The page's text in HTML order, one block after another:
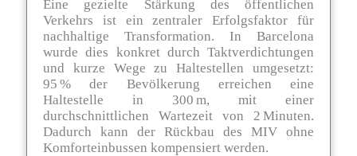
Eine gezielte Stärkung des öffentlichen
Verkehrs ist ein zentraler Erfolgsfaktor für
nachhaltige Transformation. In Barcelona
wurde dies konkret durch Taktverdichtungen
und kurze Wege zu Haltestellen umgesetzt:
95 % der Bevölkerung erreichen eine
Haltestelle in 300 m, mit einer
durchschnittlichen Wartezeit von 2 Minuten.
Dadurch kann der Rückbau des MIV ohne
Komforteinbussen kompensiert werden.